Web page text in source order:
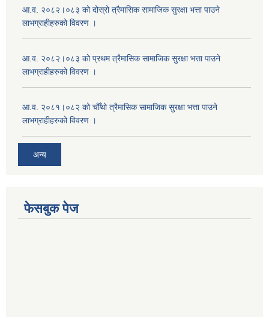
आ.व. २०८२।०८३ को दोस्रो त्रैमासिक सामाजिक सुरक्षा भत्ता पाउने
लाभग्राहीहरुको विवरण ।
आ.व. २०८२।०८३ को प्रथम त्रैमासिक सामाजिक सुरक्षा भत्ता पाउने
लाभग्राहीहरुको विवरण ।
आ.व. २०८१।०८२ को चौँथो त्रैमासिक सामाजिक सुरक्षा भत्ता पाउने
लाभग्राहीहरुको विवरण ।
अन्य
फेसबुक पेज